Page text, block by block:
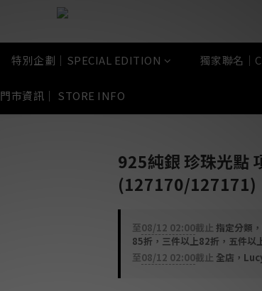
特別企劃｜SPECIAL EDITION 獨家聯名｜
門市資訊｜ STORE INFO
925純銀 珍珠光點
(127170/127171)
至08/12 02:00截止 指定分類
85折，三件以上82折，五件以
至08/12 02:00截止 全店，